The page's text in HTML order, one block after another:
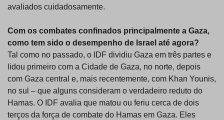
avaliados cuidadosamente.
Com os combates confinados principalmente a Gaza,
como tem sido o desempenho de Israel até agora?
Tal como no passado, o IDF dividiu Gaza em três partes e
lidou primeiro com a Cidade de Gaza, no norte, depois
com Gaza central e, mais recentemente, com Khan Younis,
no sul – que alguns consideram o verdadeiro reduto do
Hamas. O IDF avalia que matou ou feriu cerca de dois
terços da força de combate do Hamas em Gaza. Eles